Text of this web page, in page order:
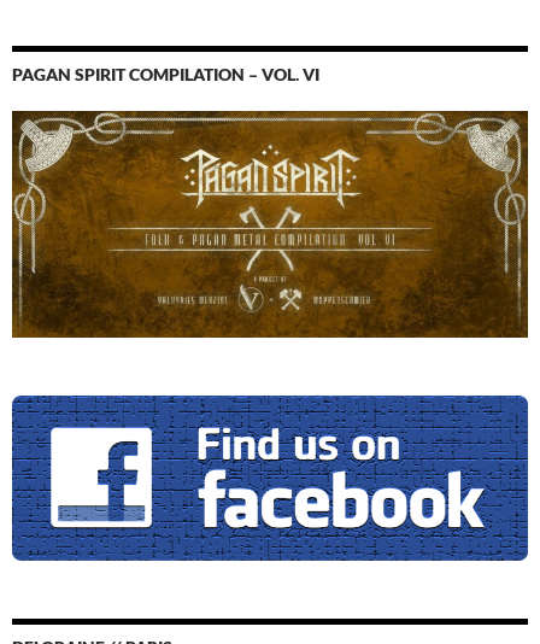
PAGAN SPIRIT COMPILATION – VOL. VI